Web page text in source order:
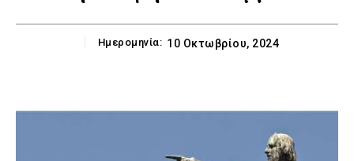
Ημερομηνία: 10 Οκτωβρίου, 2024